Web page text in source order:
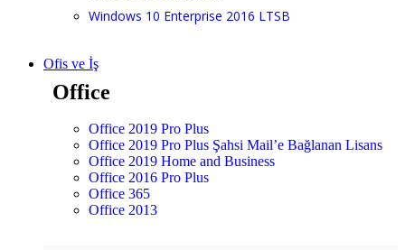
Windows 10 Enterprise 2016 LTSB
Ofis ve İş
Office
Office 2019 Pro Plus
Office 2019 Pro Plus Şahsi Mail’e Bağlanan Lisans
Office 2019 Home and Business
Office 2016 Pro Plus
Office 365
Office 2013